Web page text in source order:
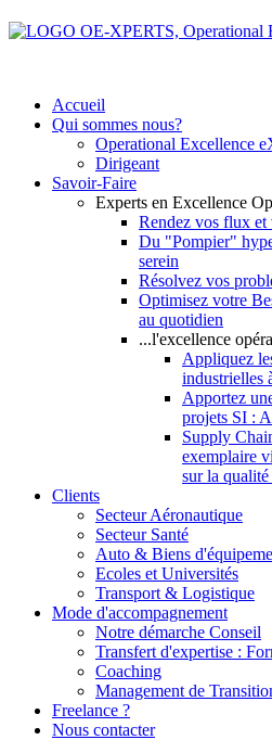
Accueil
Qui sommes nous?
Operational Excellence
Dirigeant
Savoir-Faire
Experts en Excellence
Rendez vos flux et
Du "Pompier"
serein
Résolvez vos
Optimisez votre
au quotidien
...l'excellence
Appliquez
industrielles
Apportez
projets SI :
Supply
exemplaire
sur la
Clients
Secteur Aéronautique
Secteur Santé
Auto & Biens
Ecoles et Universités
Transport & Logistique
Mode d'accompagnement
Notre démarche Conseil
Transfert d'expertise :
Coaching
Management de
Freelance ?
Nous contacter